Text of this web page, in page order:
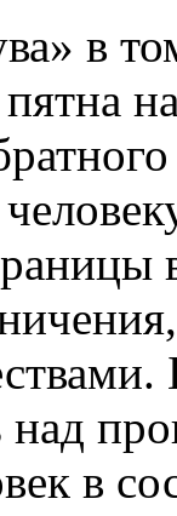
в
пятна
над
в